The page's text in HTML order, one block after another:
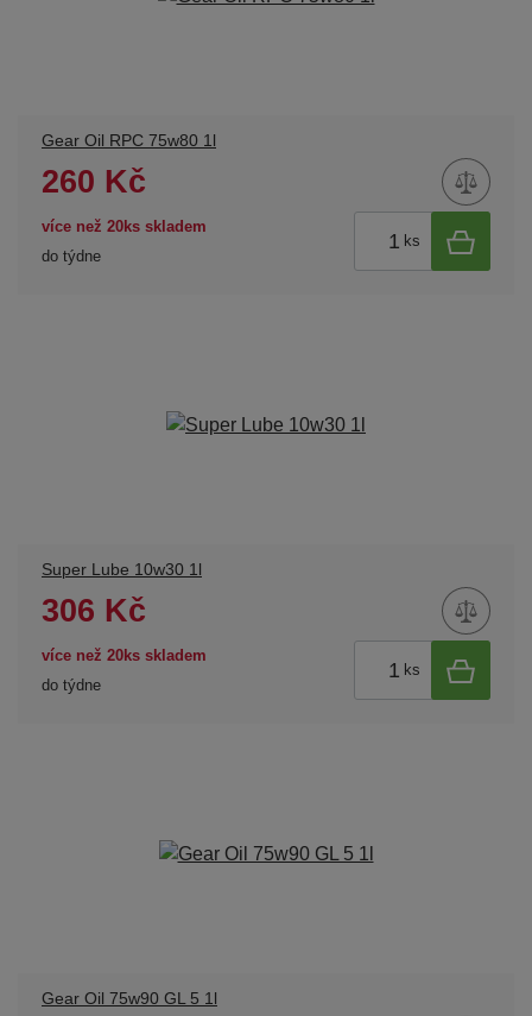
Gear Oil RPC 75w80 1l
260 Kč
více než 20ks skladem
do týdne
ks
Super Lube 10w30 1l
306 Kč
více než 20ks skladem
do týdne
ks
Gear Oil 75w90 GL 5 1l